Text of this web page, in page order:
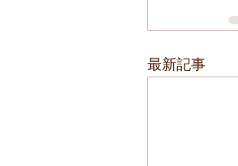
最新記事